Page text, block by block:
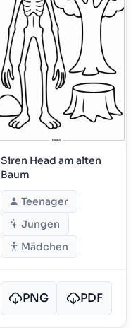
Siren Head am alten
Baum
Teenager
Jungen
Mädchen
PNG PDF